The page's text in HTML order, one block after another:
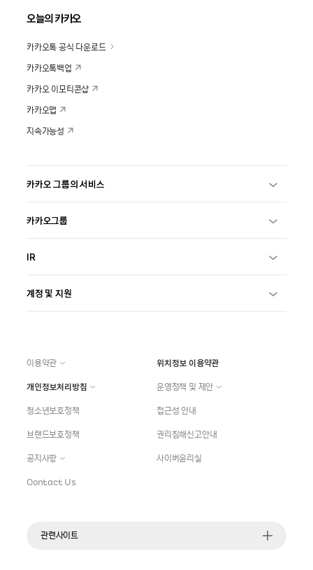
오늘의 카카오
카카오톡 공식 다운로드
카카오톡백업
카카오 이모티콘샵
카카오맵
지속가능성
카카오 그룹의 서비스
카카오그룹
IR
계정 및 지원
이용약관
위치정보 이용약관
개인정보처리방침
운영정책 및 제안
청소년보호정책
접근성 안내
브랜드보호정책
권리침해신고안내
공지사항
사이버윤리실
Contact Us
관련사이트